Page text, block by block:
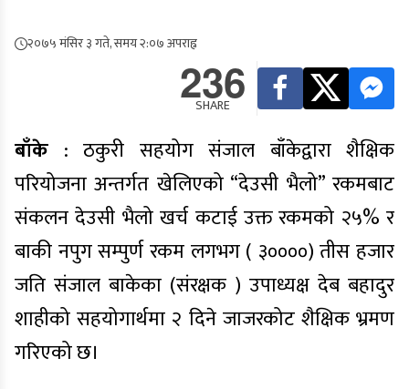
२०७५ मंसिर ३ गते, समय २:०७ अपराह्न
236
SHARE
बाँके : ठकुरी सहयोग संजाल बाँकेद्वारा शैक्षिक
परियोजना अन्तर्गत खेलिएको “देउसी भैलो” रकमबाट
संकलन देउसी भैलो खर्च कटाई उक्त रकमको २५% र
बाकी नपुग सम्पुर्ण रकम लगभग ( ३००००) तीस हजार
जति संजाल बाकेका (संरक्षक ) उपाध्यक्ष देब बहादुर
शाहीको सहयोगार्थमा २ दिने जाजरकोट शैक्षिक भ्रमण
गरिएको छ।